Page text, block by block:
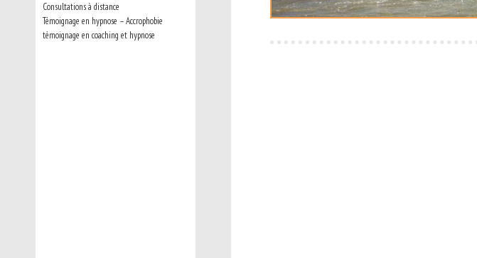
Consultations à distance
Témoignage en hypnose – Accrophobie
témoignage en coaching et hypnose